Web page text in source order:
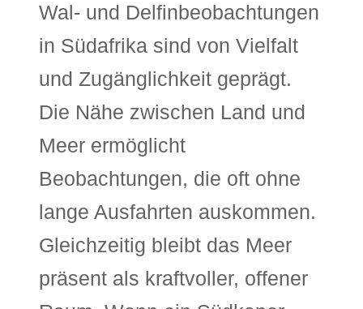
Wal- und Delfinbeobachtungen
in Südafrika sind von Vielfalt
und Zugänglichkeit geprägt.
Die Nähe zwischen Land und
Meer ermöglicht
Beobachtungen, die oft ohne
lange Ausfahrten auskommen.
Gleichzeitig bleibt das Meer
präsent als kraftvoller, offener